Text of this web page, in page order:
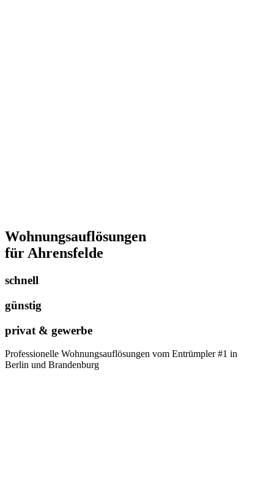
Wohnungsauflösungen
für Ahrensfelde
schnell
günstig
privat & gewerbe
Professionelle Wohnungsauflösungen vom Entrümpler #1 in
Berlin und Brandenburg